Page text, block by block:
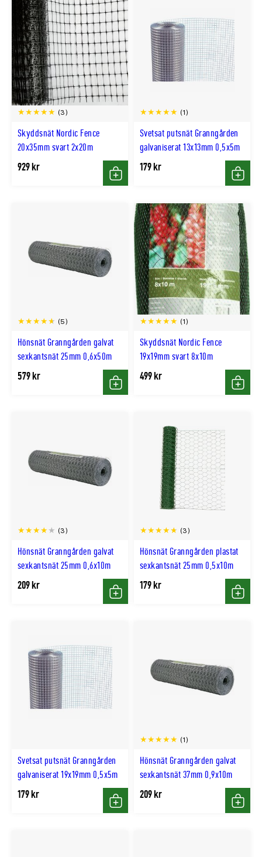
Skyddsnät Nordic Fence
20x35mm svart 2x20m
(3)
929 kr
Köp
Svetsat putsnät Granngården
galvaniserat 13x13mm 0,5x5m
(1)
179 kr
Köp
Hönsnät Granngården galvat
sexkantsnät 25mm 0,6x50m
(5)
579 kr
Köp
Skyddsnät Nordic Fence
19x19mm svart 8x10m
(1)
499 kr
Köp
Hönsnät Granngården galvat
sexkantsnät 25mm 0,6x10m
(3)
209 kr
Köp
Hönsnät Granngården plastat
sexkantsnät 25mm 0,5x10m
(3)
179 kr
Köp
Svetsat putsnät Granngården
galvaniserat 19x19mm 0,5x5m
179 kr
Köp
Hönsnät Granngården galvat
sexkantsnät 37mm 0,9x10m
(1)
209 kr
Köp